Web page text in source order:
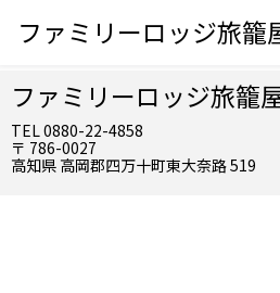
ファミリーロッジ旅籠
ファミリーロッジ旅籠
TEL 0880-22-4858
〒 786-0027
高知県 高岡郡四万十町東大奈路 519